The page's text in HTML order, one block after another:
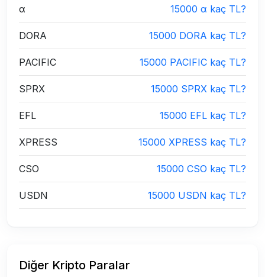
α 15000 α kaç TL?
DORA 15000 DORA kaç TL?
PACIFIC 15000 PACIFIC kaç TL?
SPRX 15000 SPRX kaç TL?
EFL 15000 EFL kaç TL?
XPRESS 15000 XPRESS kaç TL?
CSO 15000 CSO kaç TL?
USDN 15000 USDN kaç TL?
Diğer Kripto Paralar